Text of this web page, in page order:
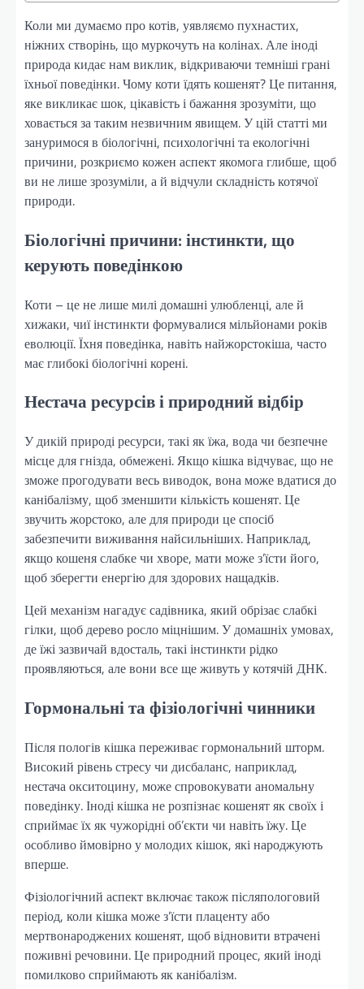
Коли ми думаємо про котів, уявляємо пухнастих,
ніжних створінь, що муркочуть на колінах. Але іноді
природа кидає нам виклик, відкриваючи темніші грані
їхньої поведінки. Чому коти їдять кошенят? Це питання,
яке викликає шок, цікавість і бажання зрозуміти, що
ховається за таким незвичним явищем. У цій статті ми
зануримося в біологічні, психологічні та екологічні
причини, розкриємо кожен аспект якомога глибше, щоб
ви не лише зрозуміли, а й відчули складність котячої
природи.
Біологічні причини: інстинкти, що
керують поведінкою
Коти – це не лише милі домашні улюбленці, але й
хижаки, чиї інстинкти формувалися мільйонами років
еволюції. Їхня поведінка, навіть найжорстокіша, часто
має глибокі біологічні корені.
Нестача ресурсів і природний відбір
У дикій природі ресурси, такі як їжа, вода чи безпечне
місце для гнізда, обмежені. Якщо кішка відчуває, що не
зможе прогодувати весь виводок, вона може вдатися до
канібалізму, щоб зменшити кількість кошенят. Це
звучить жорстоко, але для природи це спосіб
забезпечити виживання найсильніших. Наприклад,
якщо кошеня слабке чи хворе, мати може з’їсти його,
щоб зберегти енергію для здорових нащадків.
Цей механізм нагадує садівника, який обрізає слабкі
гілки, щоб дерево росло міцнішим. У домашніх умовах,
де їжі зазвичай вдосталь, такі інстинкти рідко
проявляються, але вони все ще живуть у котячій ДНК.
Гормональні та фізіологічні чинники
Після пологів кішка переживає гормональний шторм.
Високий рівень стресу чи дисбаланс, наприклад,
нестача окситоцину, може спровокувати аномальну
поведінку. Іноді кішка не розпізнає кошенят як своїх і
сприймає їх як чужорідні об’єкти чи навіть їжу. Це
особливо ймовірно у молодих кішок, які народжують
вперше.
Фізіологічний аспект включає також післяпологовий
період, коли кішка може з’їсти плаценту або
мертвонароджених кошенят, щоб відновити втрачені
поживні речовини. Це природний процес, який іноді
помилково сприймають як канібалізм.